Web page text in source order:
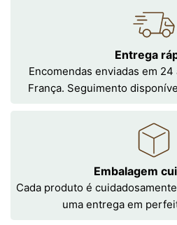
Entrega
Encomendas enviadas em
França. Seguimento
Embalagem
Cada produto é
uma entrega em